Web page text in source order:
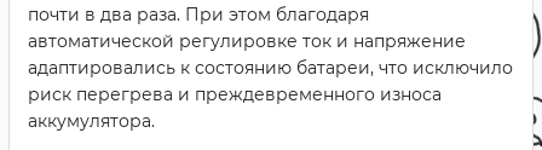
почти в два раза. При этом благодаря
автоматической регулировке ток и напряжение
адаптировались к состоянию батареи, что исключило
риск перегрева и преждевременного износа
аккумулятора.